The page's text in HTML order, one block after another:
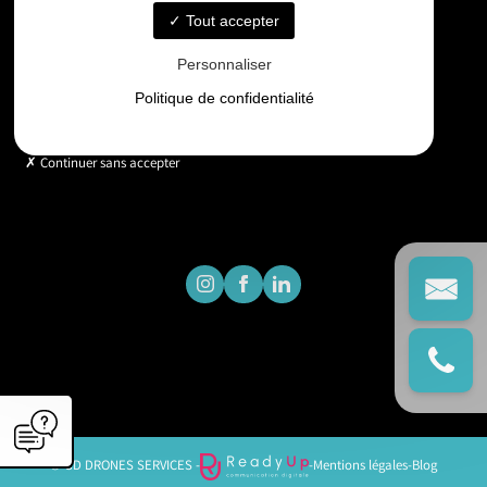
Horaires
Lundi - Vendredi : 9h - 18h
© GD DRONES SERVICES - -Mentions légales-Blog
Tout accepter
Personnaliser
Politique de confidentialité
Continuer sans accepter